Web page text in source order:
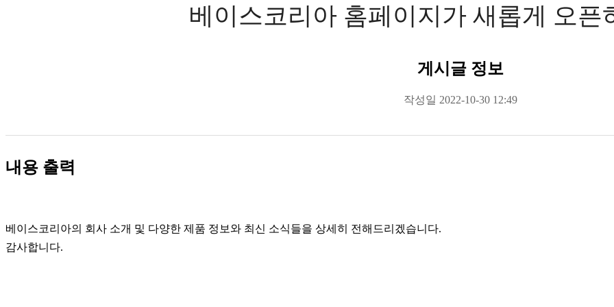
베이스코리아 홈페이지가 새롭게 오픈
게시글 정보
작성일 2022-10-30 12:49
내용 출력
베이스코리아의 회사 소개 및 다양한 제품 정보와 최신 소식들을 상세히 전해드리겠습니다.
감사합니다.